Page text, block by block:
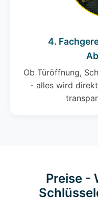
4.
Ob Türöffnung,
- alles wird
Preise -